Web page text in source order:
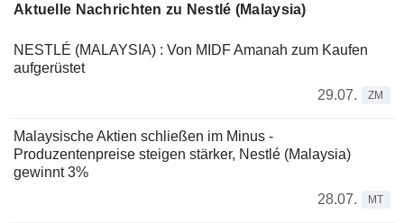
Aktuelle Nachrichten zu Nestlé (Malaysia)
NESTLÉ (MALAYSIA) : Von MIDF Amanah zum Kaufen
aufgerüstet
29.07.
ZM
Malaysische Aktien schließen im Minus -
Produzentenpreise steigen stärker, Nestlé (Malaysia)
gewinnt 3%
28.07.
MT